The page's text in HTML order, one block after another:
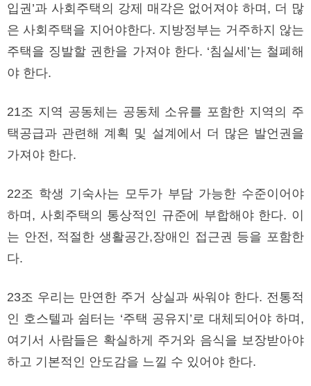
입권’과 사회주택의 강제 매각은 없어져야 하며, 더 많
은 사회주택을 지어야한다. 지방정부는 거주하지 않는
주택을 징발할 권한을 가져야 한다. ‘침실세’는 철폐해
야 한다.
21조 지역 공동체는 공동체 소유를 포함한 지역의 주
택공급과 관련해 계획 및 설계에서 더 많은 발언권을
가져야 한다.
22조 학생 기숙사는 모두가 부담 가능한 수준이어야
하며, 사회주택의 통상적인 규준에 부합해야 한다. 이
는 안전, 적절한 생활공간,장애인 접근권 등을 포함한
다.
23조 우리는 만연한 주거 상실과 싸워야 한다. 전통적
인 호스텔과 쉼터는 ‘주택 공유지’로 대체되어야 하며,
여기서 사람들은 확실하게 주거와 음식을 보장받아야
하고 기본적인 안도감을 느낄 수 있어야 한다.